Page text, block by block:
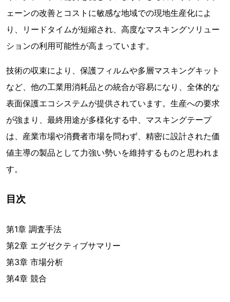
ェーンの改善とコストに敏感な地域での現地生産化によ
り、リードタイムが短縮され、高度なマスキングソリュー
ションの利用可能性が高まっています。
技術の収束により、保護フィルムや多層マスキングキット
など、他の工業用消耗品との統合が容易になり、全体的な
表面保護エコシステムが提供されています。生産への要求
が強まり、最終用途が多様化する中、マスキングテープ
は、産業市場や消費者市場を問わず、精密に設計された価
値主導の製品として力強い勢いを維持するものと思われま
す。
目次
第1章 調査手法
第2章 エグゼクティブサマリー
第3章 市場分析
第4章 競合